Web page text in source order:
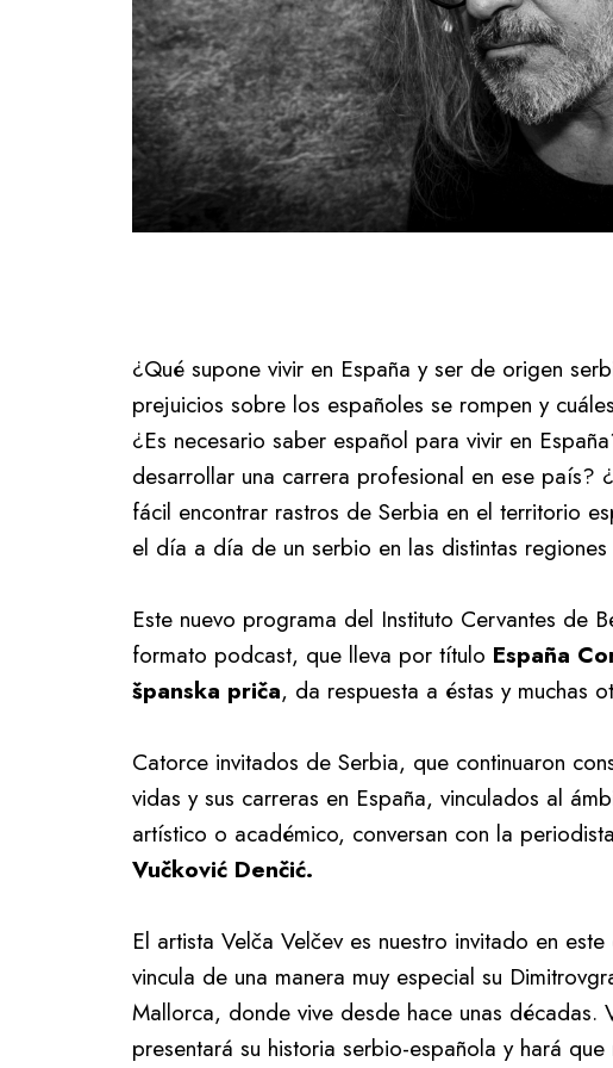
¿Qué supone vivir en España y ser de origen
prejuicios sobre los españoles se rompen y
¿Es necesario saber español para vivir en
desarrollar una carrera profesional en ese país?
fácil encontrar rastros de Serbia en el territorio
el día a día de un serbio en las distintas
Este nuevo programa del Instituto Cervantes de
formato podcast, que lleva por título España
španska priča, da respuesta a éstas y muchas
Catorce invitados de Serbia, que continuaron
vidas y sus carreras en España, vinculados al
artístico o académico, conversan con la
Vučković Denčić.
El artista Velča Velčev es nuestro invitado en
vincula de una manera muy especial su
Mallorca, donde vive desde hace unas décadas.
presentará su historia serbio-española y hará